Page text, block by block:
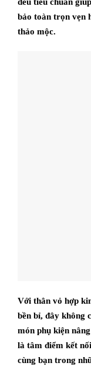
bảo toàn trọn vẹn
thảo mộc.
Với thân vỏ hợp
bền bỉ, đây không
món phụ kiện
là tâm điểm kết
cùng bạn trong